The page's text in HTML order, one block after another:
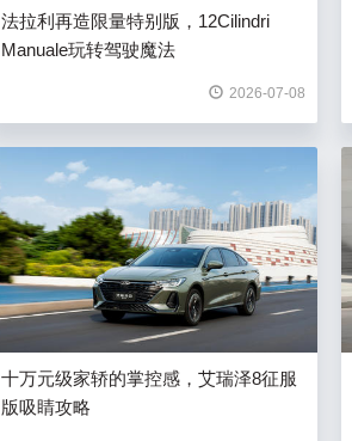
法拉利再造限量特别版，12Cilindri
Manuale玩转驾驶魔法
2026-07-08
十万元级家轿的掌控感，艾瑞泽8征服
版吸睛攻略